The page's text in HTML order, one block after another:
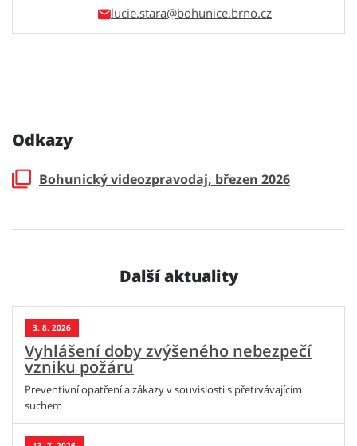
lucie.stara
Odkazy
Bohunický videozpravodaj, březen 2026
Další aktuality
3. 8. 2026
Vyhlášení doby zvýšeného nebezpečí
vzniku požáru
Preventivní opatření a zákazy v souvislosti s přetrvávajícím
suchem